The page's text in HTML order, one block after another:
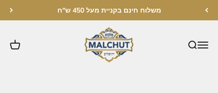
משלוח חינם בקניית מעל 450 ש"ח
מלכות ירושלים